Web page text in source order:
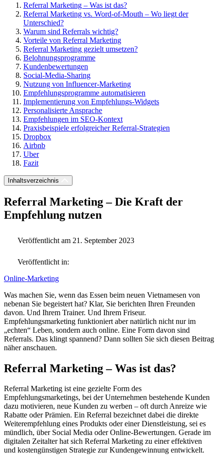
Referral Marketing – Was ist das?
Referral Marketing vs. Word-of-Mouth – Wo liegt der
Unterschied?
Warum sind Referrals wichtig?
Vorteile von Referral Marketing
Referral Marketing gezielt umsetzen?
Belohnungsprogramme
Kundenbewertungen
Social-Media-Sharing
Nutzung von Influencer-Marketing
Empfehlungsprogramme automatisieren
Implementierung von Empfehlungs-Widgets
Personalisierte Ansprache
Empfehlungen im SEO-Kontext
Praxisbeispiele erfolgreicher Referral-Strategien
Dropbox
Airbnb
Uber
Fazit
Inhaltsverzeichnis
Referral Marketing – Die Kraft der
Empfehlung nutzen
Veröffentlicht am 21. September 2023
Veröffentlicht in:
Online-Marketing
Was machen Sie, wenn das Essen beim neuen Vietnamesen von
nebenan Sie begeistert hat? Klar, Sie berichten Ihren Freunden
davon. Und Ihrem Trainer. Und Ihrem Friseur.
Empfehlungsmarketing funktioniert aber natürlich nicht nur im
„echten“ Leben, sondern auch online. Eine Form davon sind
Referrals. Das klingt spannend? Dann sollten Sie sich diesen Beitrag
näher anschauen.
Referral Marketing – Was ist das?
Referral Marketing ist eine gezielte Form des
Empfehlungsmarketings, bei der Unternehmen bestehende Kunden
dazu motivieren, neue Kunden zu werben – oft durch Anreize wie
Rabatte oder Prämien. Ein Referral bezeichnet dabei die direkte
Weiterempfehlung eines Produkts oder einer Dienstleistung, sei es
mündlich, über Social Media oder Online-Bewertungen. Gerade im
digitalen Zeitalter hat sich Referral Marketing zu einer effektiven
und kostengünstigen Strategie zur Kundengewinnung entwickelt.